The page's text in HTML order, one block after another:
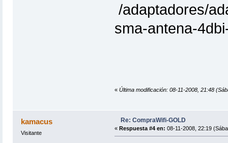
/adaptadores/
sma-antena-
« Última modificación: 08-11-2008, 21:48
kamacus
Visitante
Re: CompraWifi-GOLD
« Respuesta #4 en: 08-11-2008, 22:19